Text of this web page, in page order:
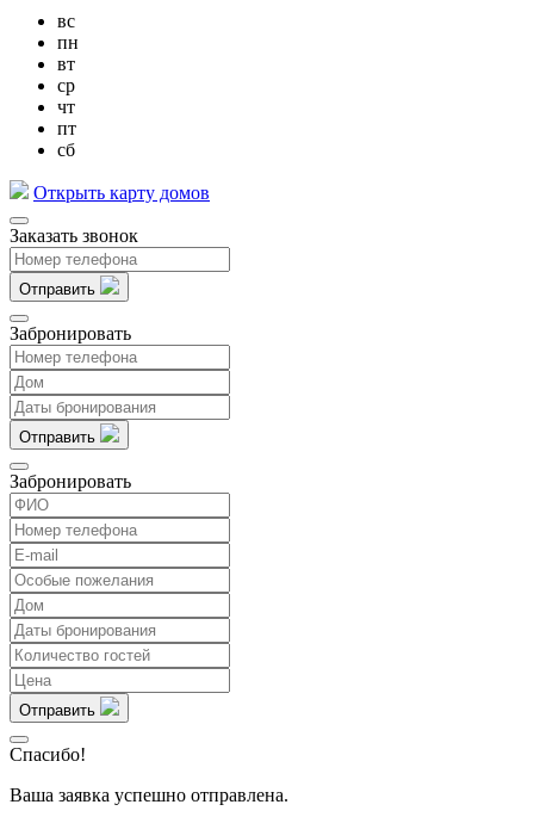
вс
пн
вт
ср
чт
пт
сб
Открыть карту домов
Заказать звонок
Отправить
Забронировать
Отправить
Забронировать
Отправить
Спасибо!
Ваша заявка успешно отправлена.